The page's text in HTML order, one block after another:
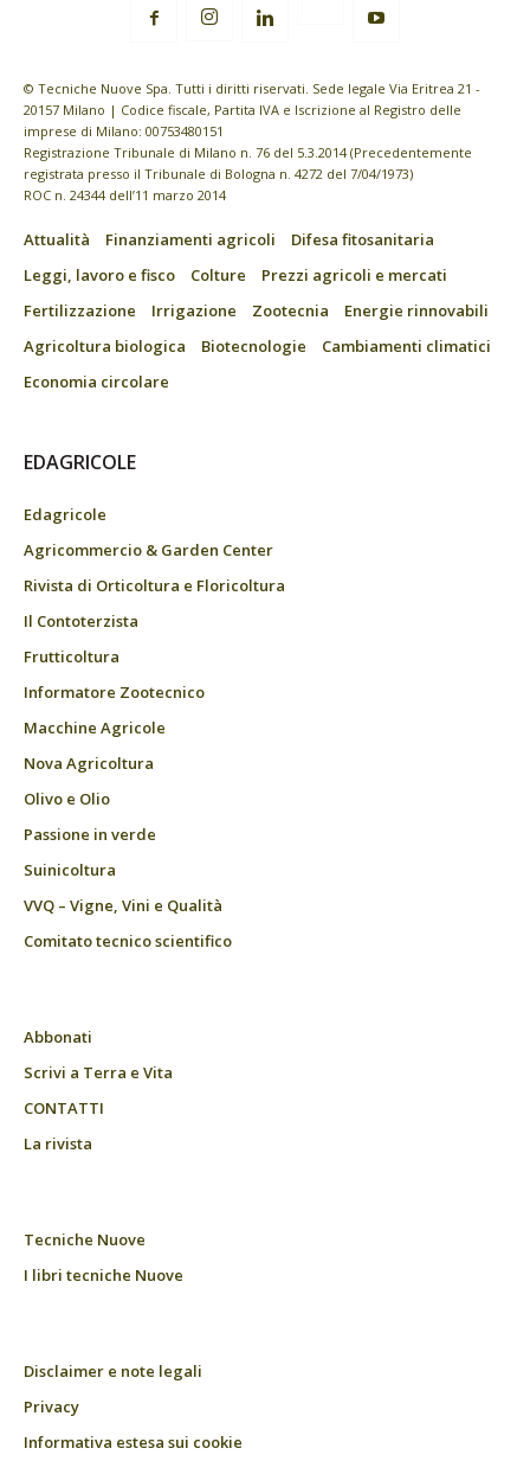
© Tecniche Nuove Spa. Tutti i diritti riservati. Sede legale Via Eritrea 21 -
20157 Milano | Codice fiscale, Partita IVA e Iscrizione al Registro delle
imprese di Milano: 00753480151
Registrazione Tribunale di Milano n. 76 del 5.3.2014 (Precedentemente
registrata presso il Tribunale di Bologna n. 4272 del 7/04/1973)
ROC n. 24344 dell’11 marzo 2014
Attualità Finanziamenti agricoli
Difesa fitosanitaria
Leggi, lavoro e fisco
Colture
Prezzi agricoli e mercati
Fertilizzazione
Irrigazione Zootecnia
Energie rinnovabili
Agricoltura biologica
Biotecnologie
Cambiamenti climatici
Economia circolare
EDAGRICOLE
Edagricole
Agricommercio & Garden Center
Rivista di Orticoltura e Floricoltura
Il Contoterzista
Frutticoltura
Informatore Zootecnico
Macchine Agricole
Nova Agricoltura
Olivo e Olio
Passione in verde
Suinicoltura
VVQ – Vigne, Vini e Qualità
Comitato tecnico scientifico
Abbonati
Scrivi a Terra e Vita
CONTATTI
La rivista
Tecniche Nuove
I libri tecniche Nuove
Disclaimer e note legali
Privacy
Informativa estesa sui cookie